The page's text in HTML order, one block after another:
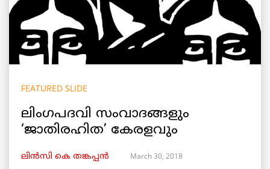
FEATURED SLIDE
ലിംഗപദവി സംവാദങ്ങളും
‘ജാതിരഹിത’ കേരളവും
ലിൻസി കെ തങ്കപ്പൻ March 30, 2018